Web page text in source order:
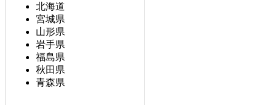
北海道
宮城県
山形県
岩手県
福島県
秋田県
青森県